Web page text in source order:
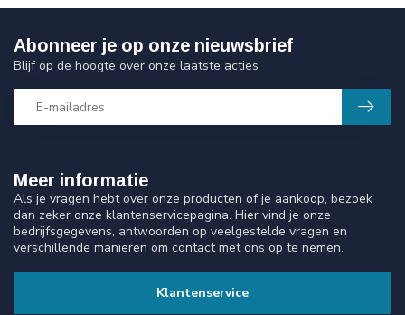
Meer informatie
Als je vragen hebt over onze producten of je aankoop, bezoek
dan zeker onze klantenservicepagina. Hier vind je onze
bedrijfsgegevens, antwoorden op veelgestelde vragen en
verschillende manieren om contact met ons op te nemen.
Klantenservice
Abonneer je op onze nieuwsbrief
Blijf op de hoogte over onze laatste acties